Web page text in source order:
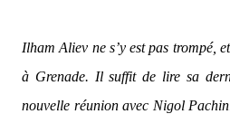
Ilham Aliev ne s’y est pas trompé,
à Grenade. Il suffit de lire sa
nouvelle réunion avec Nigol